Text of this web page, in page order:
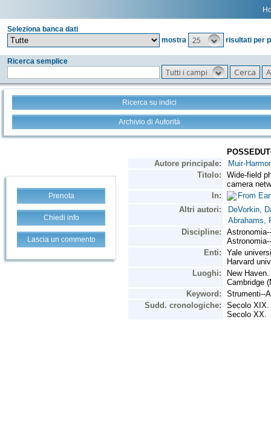
Seleziona banca dati
mostra
25 risultati per
Ricerca semplice
Tutti i campi
Ricerca su indici
Archivio di Autorità
Prenota
Chiedi info
Lascia un commento